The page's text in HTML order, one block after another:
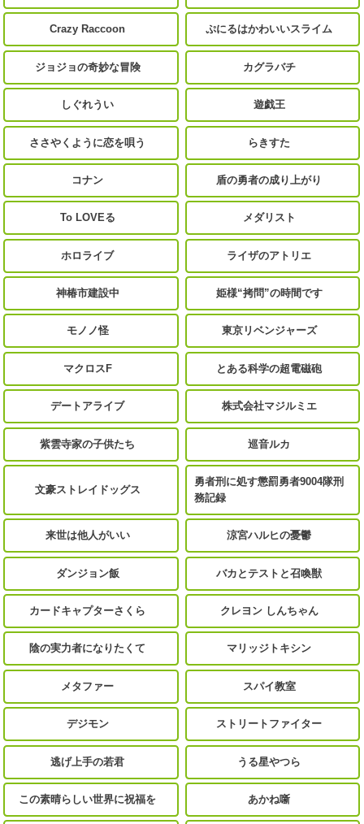
Crazy Raccoon ぷにるはかわいいスライム
ジョジョの奇妙な冒険 カグラバチ
しぐれうい 遊戯王
ささやくように恋を唄う らきすた
コナン 盾の勇者の成り上がり
To LOVEる メダリスト
ホロライブ ライザのアトリエ
神椿市建設中 姫様“拷問”の時間です
モノノ怪 東京リベンジャーズ
マクロスF とある科学の超電磁砲
デートアライブ 株式会社マジルミエ
紫雲寺家の子供たち 巡音ルカ
文豪ストレイドッグス
勇者刑に処す懲罰勇者9004隊刑
務記録
来世は他人がいい 涼宮ハルヒの憂鬱
ダンジョン飯 バカとテストと召喚獣
カードキャプターさくら クレヨン しんちゃん
陰の実力者になりたくて マリッジトキシン
メタファー スパイ教室
デジモン ストリートファイター
逃げ上手の若君 うる星やつら
この素晴らしい世界に祝福を あかね噺